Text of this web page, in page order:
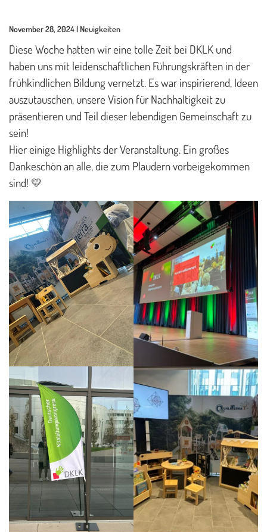
Kontakt
November 28, 2024 | Neuigkeiten
Diese Woche hatten wir eine tolle Zeit bei DKLK und
haben uns mit leidenschaftlichen Führungskräften in der
frühkindlichen Bildung vernetzt. Es war inspirierend, Ideen
auszutauschen, unsere Vision für Nachhaltigkeit zu
präsentieren und Teil dieser lebendigen Gemeinschaft zu
sein!
Hier einige Highlights der Veranstaltung. Ein großes
Dankeschön an alle, die zum Plaudern vorbeigekommen
sind! 💛